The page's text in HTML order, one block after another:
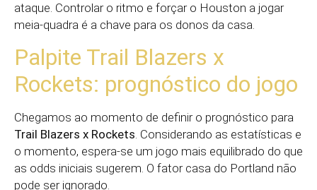
ataque. Controlar o ritmo e forçar o Houston a jogar
meia-quadra é a chave para os donos da casa.
Palpite Trail Blazers x
Rockets: prognóstico do jogo
Chegamos ao momento de definir o prognóstico para
Trail Blazers x Rockets . Considerando as estatísticas e
o momento, espera-se um jogo mais equilibrado do que
as odds iniciais sugerem. O fator casa do Portland não
pode ser ignorado.